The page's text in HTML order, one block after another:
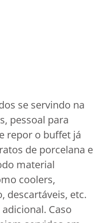
se servindo na
pessoal para
repor o buffet já
de porcelana e
material
coolers,
descartáveis, etc.
Caso